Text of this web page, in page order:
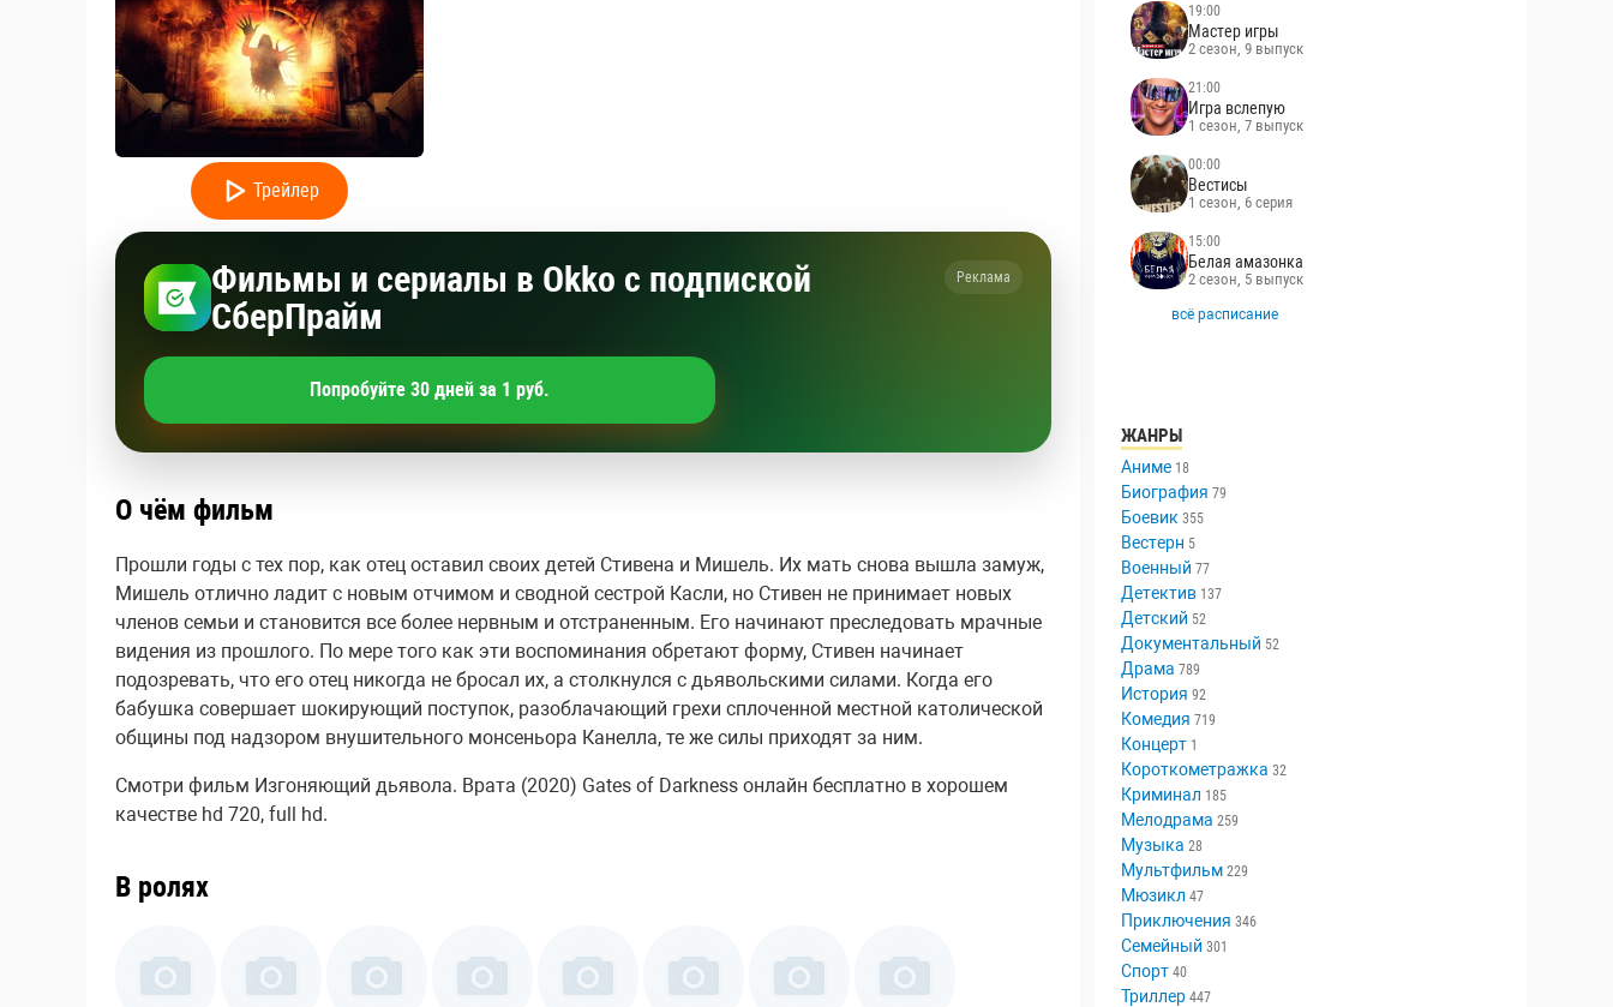
Трейлер
Фильмы и сериалы в Okko с подпиской
СберПрайм
Реклама
Попробуйте 30 дней за 1 руб.
О чём фильм
Прошли годы с тех пор, как отец оставил своих детей Стивена и Мишель. Их мать снова вышла замуж,
Мишель отлично ладит с новым отчимом и сводной сестрой Касли, но Стивен не принимает новых
членов семьи и становится все более нервным и отстраненным. Его начинают преследовать мрачные
видения из прошлого. По мере того как эти воспоминания обретают форму, Стивен начинает
подозревать, что его отец никогда не бросал их, а столкнулся с дьявольскими силами. Когда его
бабушка совершает шокирующий поступок, разоблачающий грехи сплоченной местной католической
общины под надзором внушительного монсеньора Канелла, те же силы приходят за ним.
Смотри фильм Изгоняющий дьявола. Врата (2020) Gates of Darkness онлайн бесплатно в хорошем
качестве hd 720, full hd.
В ролях
19:00
Мастер игры
2 сезон, 9 выпуск
21:00
Игра вслепую
1 сезон, 7 выпуск
00:00
Вестисы
1 сезон, 6 серия
15:00
Белая амазонка
2 сезон, 5 выпуск
всё расписание
ЖАНРЫ
Аниме 18
Биография 79
Боевик 355
Вестерн 5
Военный 77
Детектив 137
Детский 52
Документальный 52
Драма 789
История 92
Комедия 719
Концерт 1
Короткометражка 32
Криминал 185
Мелодрама 259
Музыка 28
Мультфильм 229
Мюзикл 47
Приключения 346
Семейный 301
Спорт 40
Триллер 447